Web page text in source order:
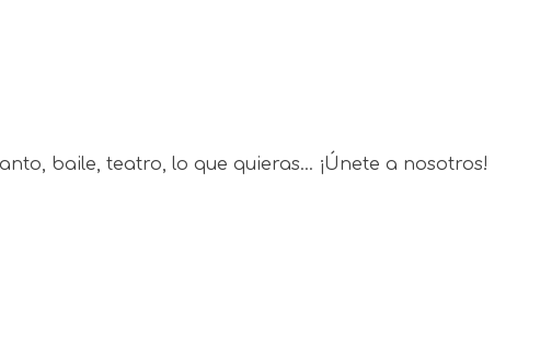
baile, teatro, lo que quieras... ¡Únete a nosotros!